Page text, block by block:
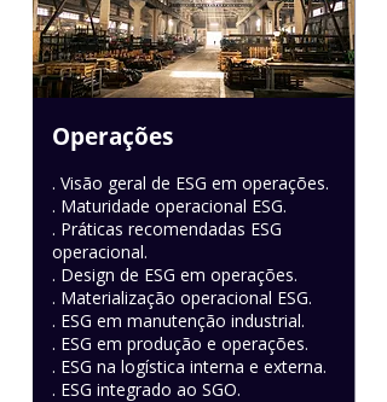
Operações
. Visão geral de ESG em operações.
. Maturidade operacional ESG.
. Práticas recomendadas ESG
operacional.
. Design de ESG em operações.
. Materialização operacional ESG.
. ESG em manutenção industrial.
. ESG em produção e operações.
. ESG na logística interna e externa.
. ESG integrado ao SGO.